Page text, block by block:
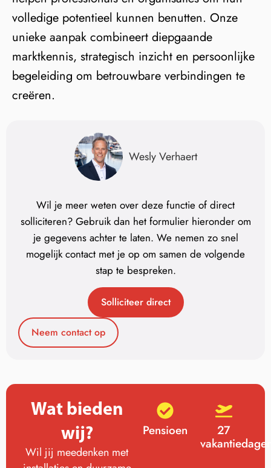
volledige potentieel kunnen benutten. Onze
unieke aanpak combineert diepgaande
marktkennis, strategisch inzicht en persoonlijke
begeleiding om betrouwbare verbindingen te
creëren.
Wesly Verhaert
Wil je meer weten over deze functie of direct
solliciteren? Gebruik dan het formulier hieronder om
je gegevens achter te laten. We nemen zo snel
mogelijk contact met je op om samen de volgende
stap te bespreken.
Solliciteer direct
Neem contact op
Wat bieden
wij?
Wil jij meedenken met
Pensioen
27